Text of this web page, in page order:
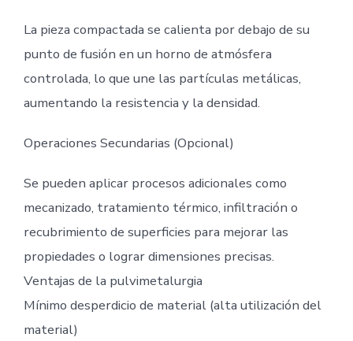
La pieza compactada se calienta por debajo de su
punto de fusión en un horno de atmósfera
controlada, lo que une las partículas metálicas,
aumentando la resistencia y la densidad.
Operaciones Secundarias (Opcional)
Se pueden aplicar procesos adicionales como
mecanizado, tratamiento térmico, infiltración o
recubrimiento de superficies para mejorar las
propiedades o lograr dimensiones precisas.
Ventajas de la pulvimetalurgia
Mínimo desperdicio de material (alta utilización del
material)